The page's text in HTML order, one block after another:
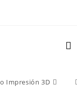
Impresión 3D